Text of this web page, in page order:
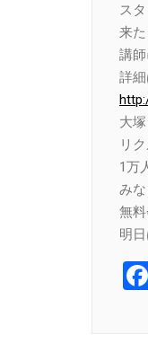
ス
来
講
詳細
大
リ
1万
み
無
明